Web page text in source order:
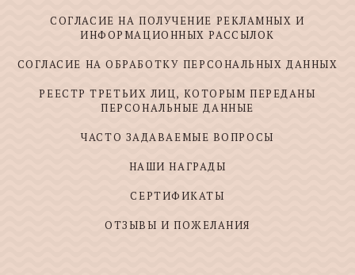
СОГЛАСИЕ НА ПОЛУЧЕНИЕ РЕКЛАМНЫХ И
ИНФОРМАЦИОННЫХ РАССЫЛОК
СОГЛАСИЕ НА ОБРАБОТКУ ПЕРСОНАЛЬНЫХ ДАННЫХ
РЕЕСТР ТРЕТЬИХ ЛИЦ, КОТОРЫМ ПЕРЕДАНЫ
ПЕРСОНАЛЬНЫЕ ДАННЫЕ
ЧАСТО ЗАДАВАЕМЫЕ ВОПРОСЫ
НАШИ НАГРАДЫ
СЕРТИФИКАТЫ
ОТЗЫВЫ И ПОЖЕЛАНИЯ